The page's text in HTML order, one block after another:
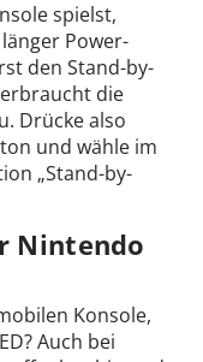
spielst,
Power-
den Stand-by-
die
Drücke also
und wähle im
„Stand-by-
Nintendo
Konsole,
Auch bei